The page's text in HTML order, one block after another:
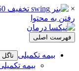
×
رفتن به محتوا
فهرست اصلی
بیمه تکمیلی
بیمه